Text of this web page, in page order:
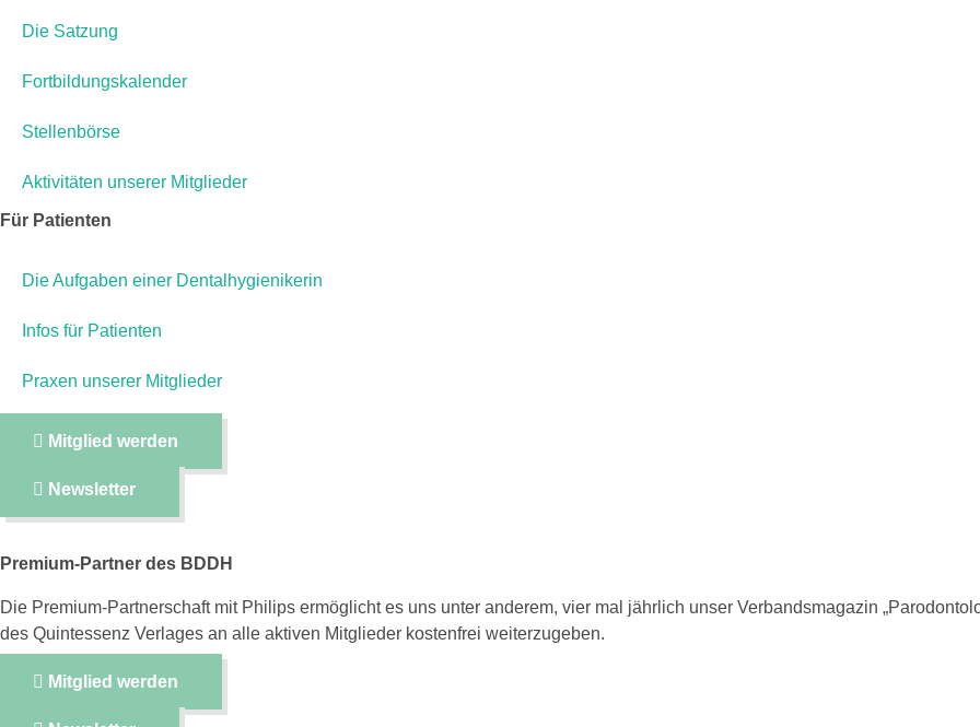
Die Satzung
Fortbildungskalender
Stellenbörse
Aktivitäten unserer Mitglieder
Für Patienten
Die Aufgaben einer Dentalhygienikerin
Infos für Patienten
Praxen unserer Mitglieder
Mitglied werden
Newsletter
Premium-Partner des BDDH
Die Premium-Partnerschaft mit Philips ermöglicht es uns unter anderem, vier mal jährlich unser Verbandsmagazin
des Quintessenz Verlages an alle aktiven Mitglieder kostenfrei weiterzugeben.
Mitglied werden